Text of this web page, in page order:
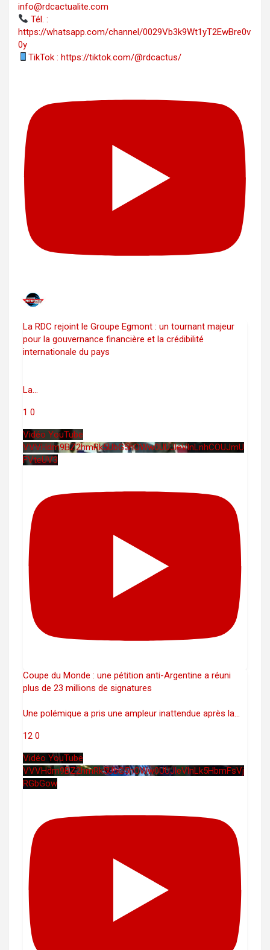
info@rdcactualite.com
Tél. : ‪‪‪‪‪‪‪‪‪‪‪‪‪‪‪‪‪‪‪‪‪‪‪‪‪‪‪‪‪‪‪‪
https://whatsapp.com/channel/0029Vb3k9Wt1yT2EwBre0v
0y
TikTok : https://tiktok.com/@rdcactus/
La RDC rejoint le Groupe Egmont : un tournant majeur
pour la gouvernance financière et la crédibilité
internationale du pays
La...
1 0
Vidéo YouTube
VVVHdm9BZ2hmRk5UbG5hOWw0UUJleVlnLnhCOUJmU
FVteUV3
Coupe du Monde : une pétition anti-Argentine a réuni
plus de 23 millions de signatures
Une polémique a pris une ampleur inattendue après la...
12 0
Vidéo YouTube
VVVHdm9BZ2hmRk5UbG5hOWw0UUJleVlnLk5HbmFsVj
RGbGow